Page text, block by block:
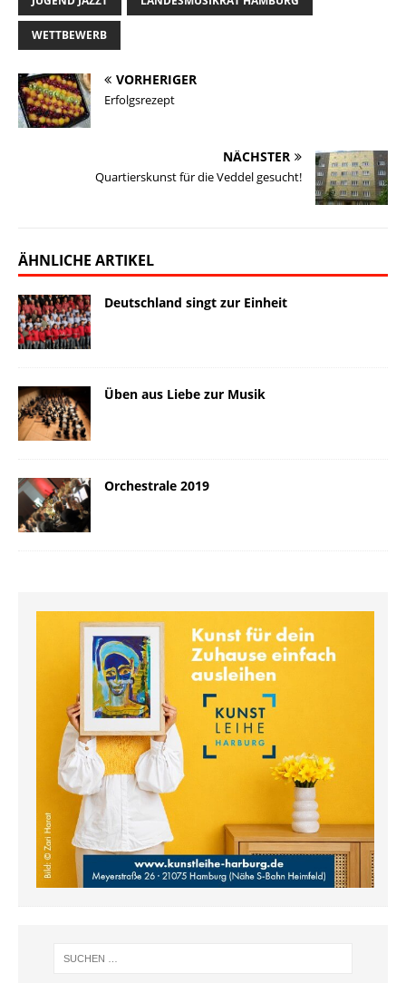
l
s
k
y
b
k
e
n
L
o
e
WETTBEWERB
VORHERIGER
Erfolgsrezept
NÄCHSTER
Quartierskunst für die Veddel gesucht!
ÄHNLICHE ARTIKEL
Deutschland singt zur Einheit
Üben aus Liebe zur Musik
Orchestrale 2019